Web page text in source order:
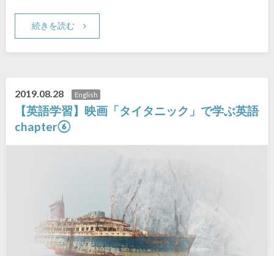
続きを読む
2019.08.28 English
【英語学習】映画「タイタニック」で学ぶ英語
chapter⑥